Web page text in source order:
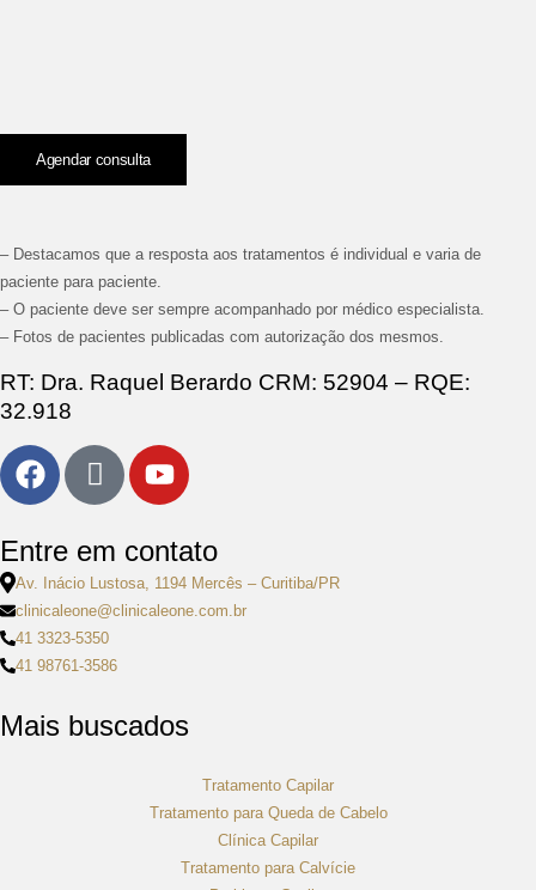
Agendar consulta
– Destacamos que a resposta aos tratamentos é individual e varia de
paciente para paciente.
– O paciente deve ser sempre acompanhado por médico especialista.
– Fotos de pacientes publicadas com autorização dos mesmos.
RT: Dra. Raquel Berardo CRM: 52904 – RQE:
32.918
Entre em contato
Av. Inácio Lustosa, 1194 Mercês – Curitiba/PR
clinicaleone@clinicaleone.com.br
41 3323-5350
41 98761-3586
Mais buscados
Tratamento Capilar
Tratamento para Queda de Cabelo
Clínica Capilar
Tratamento para Calvície